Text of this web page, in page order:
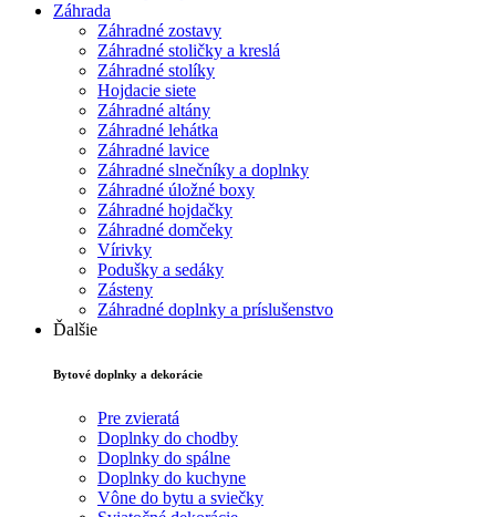
Záhrada
Záhradné zostavy
Záhradné stoličky a kreslá
Záhradné stolíky
Hojdacie siete
Záhradné altány
Záhradné lehátka
Záhradné lavice
Záhradné slnečníky a doplnky
Záhradné úložné boxy
Záhradné hojdačky
Záhradné domčeky
Vírivky
Podušky a sedáky
Zásteny
Záhradné doplnky a príslušenstvo
Ďalšie
Bytové doplnky a dekorácie
Pre zvieratá
Doplnky do chodby
Doplnky do spálne
Doplnky do kuchyne
Vône do bytu a sviečky